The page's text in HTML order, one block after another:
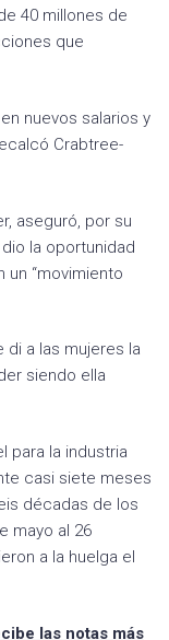
40 millones de
que
nuevos salarios y
Crabtree-
aseguró, por su
la oportunidad
“movimiento
di a las mujeres la
siendo ella
para la industria
casi siete meses
décadas de los
mayo al 26
a la huelga el
las notas más